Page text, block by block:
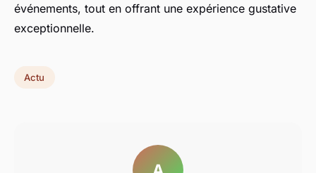
événements, tout en offrant une expérience gustative
exceptionnelle.
Actu